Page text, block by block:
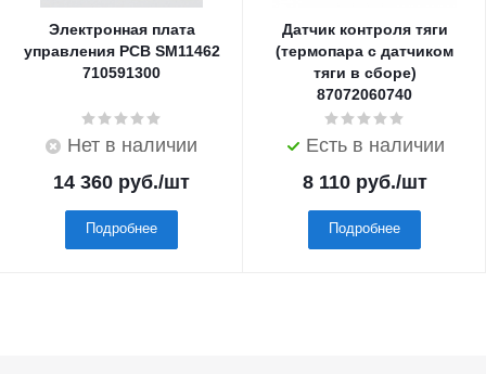
Электронная плата
управления PCB SM11462
710591300
Нет в наличии
14 360 руб./шт
Подробнее
Датчик контроля тяги
(термопара с датчиком
тяги в сборе)
87072060740
Есть в наличии
8 110руб./шт
Подробнее